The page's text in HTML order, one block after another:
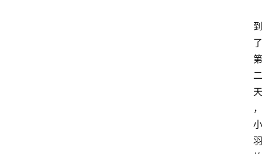
到
了
第
二
天
，
小
羽